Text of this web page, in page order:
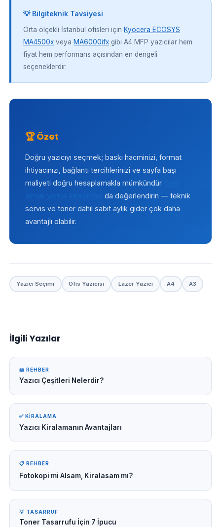
💡 Bilgiteknik Tavsiyesi
Orta ölçekli İstanbul ofisleri için Kyocera ECOSYS
MA4500x veya MA6000ifx gibi A4 MFP yazıcılar hem
fiyat hem performans açısından en dengeli
seçeneklerdir.
🏆 Özet
Doğru yazıcıyı seçmek; baskı hacminizi, format
ihtiyacınızı, bağlantı tercihlerinizi ve sayfa başı
maliyeti doğru hesaplamakla mümkündür.
da değerlendirin — teknik
servis ve toner dahil sabit aylık gider çok daha
avantajlı olabilir.
Yazıcı Seçimi Ofis Yazıcısı Lazer Yazıcı A4 A3
İlgili Yazılar
📖 REHBER
Yazıcı Çeşitleri Nelerdir?
✅ KIRALAMA
Yazıcı Kiralamanın Avantajları
📋 REHBER
Fotokopi mi Alsam, Kiralasam mı?
💡 TASARRUF
Toner Tasarrufu İçin 7 İpucu